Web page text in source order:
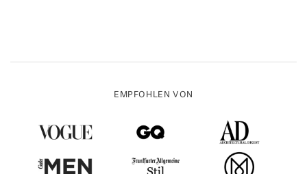
EMPFOHLEN VON